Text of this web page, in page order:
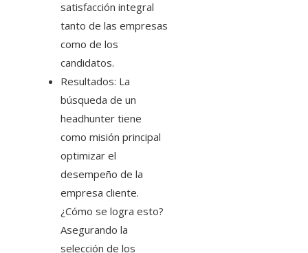
satisfacción integral
tanto de las empresas
como de los
candidatos.
Resultados: La
búsqueda de un
headhunter tiene
como misión principal
optimizar el
desempeño de la
empresa cliente.
¿Cómo se logra esto?
Asegurando la
selección de los